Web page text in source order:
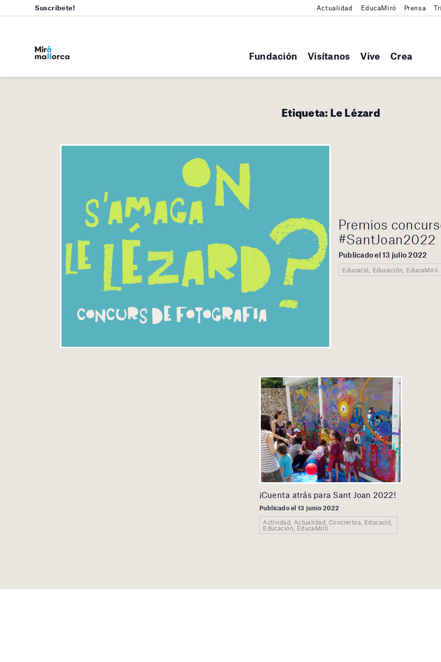
Fundación Visítanos Vive Crea
Suscríbete! Actualidad EducaMiró Prensa
Etiqueta: Le Lézard
Premios
#SantJoan2022
Publicado el 13 julio 2022
Educació, Educación, EducaMiró
¡Cuenta atrás para Sant Joan 2022!
Publicado el 13 junio 2022
Actividad, Actualidad, Conciertos, Educació,
Educación, EducaMiró